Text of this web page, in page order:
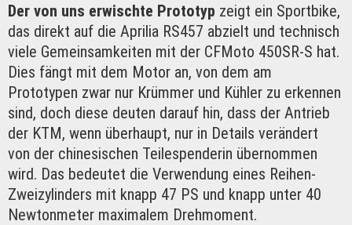
Der von uns erwischte Prototyp zeigt ein Sportbike,
das direkt auf die Aprilia RS457 abzielt und technisch
viele Gemeinsamkeiten mit der CFMoto 450SR-S hat.
Dies fängt mit dem Motor an, von dem am
Prototypen zwar nur Krümmer und Kühler zu erkennen
sind, doch diese deuten darauf hin, dass der Antrieb
der KTM, wenn überhaupt, nur in Details verändert
von der chinesischen Teilespenderin übernommen
wird. Das bedeutet die Verwendung eines Reihen-
Zweizylinders mit knapp 47 PS und knapp unter 40
Newtonmeter maximalem Drehmoment.